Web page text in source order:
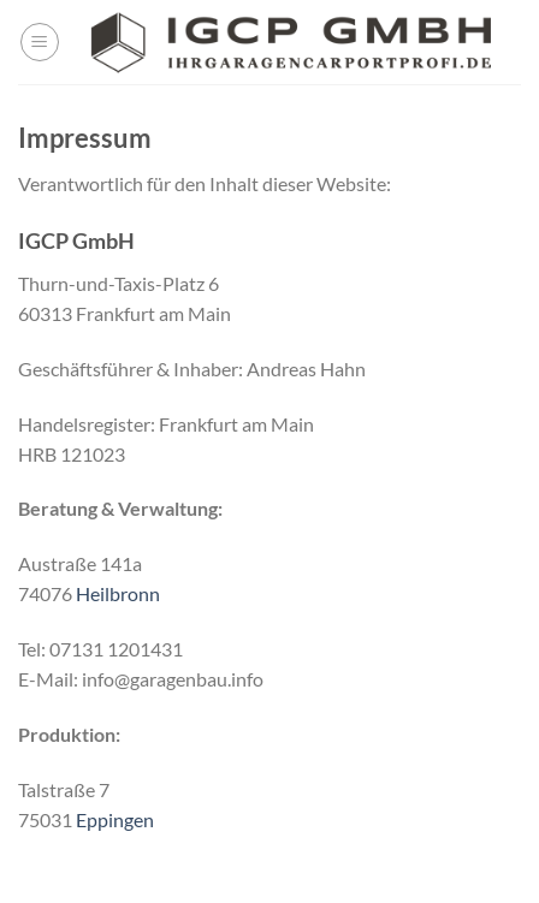
Impressum
Verantwortlich für den Inhalt dieser Website:
IGCP GmbH
Thurn-und-Taxis-Platz 6
60313 Frankfurt am Main
Geschäftsführer & Inhaber: Andreas Hahn
Handelsregister: Frankfurt am Main
HRB 121023
Beratung & Verwaltung:
Austraße 141a
74076 Heilbronn
Tel: 07131 1201431
E-Mail: info@garagenbau.info
Produktion:
Talstraße 7
75031 Eppingen